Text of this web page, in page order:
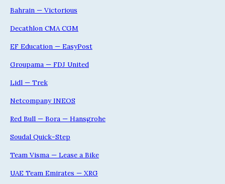
Bahrain — Victorious
Decathlon CMA CGM
EF Education — EasyPost
Groupama — FDJ United
Lidl — Trek
Netcompany INEOS
Red Bull — Bora — Hansgrohe
Soudal Quick-Step
Team Visma — Lease a Bike
UAE Team Emirates — XRG